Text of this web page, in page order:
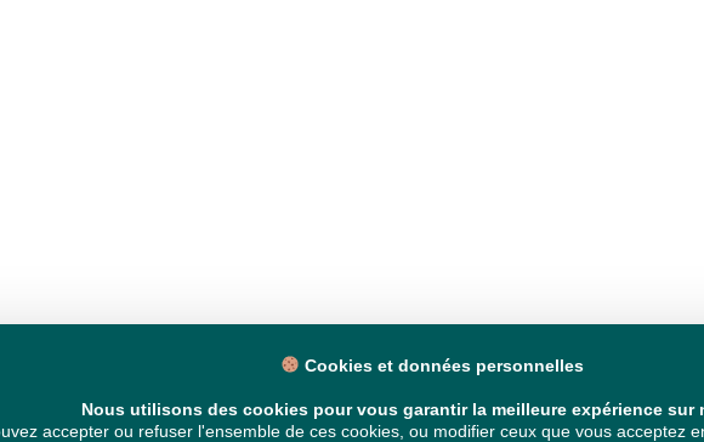
Cookies et données personnelles
Nous utilisons des cookies pour vous garantir la meilleure expérience sur
accepter ou refuser l'ensemble de ces cookies, ou modifier ceux que vous acceptez